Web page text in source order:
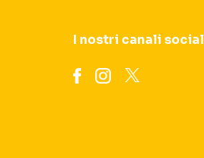
I nostri canali social